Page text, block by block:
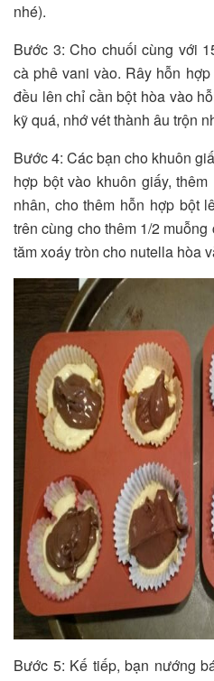
nhé).
Bước 3: Cho chuối cùng với
cà phê vani vào. Rây hỗn
đều lên chỉ cần bột hòa vào
kỹ quá, nhớ vét thành âu trộn
Bước 4: Các bạn cho khuôn
hợp bột vào khuôn giấy,
nhân, cho thêm hỗn hợp bột
trên cùng cho thêm 1/2
tăm xoáy tròn cho nutella hòa
Bước 5: Kế tiếp, bạn nướng